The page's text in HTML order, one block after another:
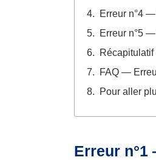
Erreur n°4
Erreur n°5
FAQ —
Pour aller
Erreur